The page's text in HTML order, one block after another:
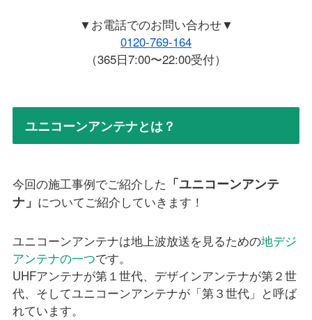
▼お電話でのお問い合わせ▼
0120-769-164
（365日7:00〜22:00受付）
ユニコーンアンテナとは？
今回の施工事例でご紹介した 「ユニコーンアンテ
ナ」 についてご紹介していきます！
ユニコーンアンテナは地上波放送を見るための地デジ
アンテナの一つです。
UHFアンテナが第１世代、デザインアンテナが第２世
代、そしてユニコーンアンテナが「第３世代」と呼ば
れています。